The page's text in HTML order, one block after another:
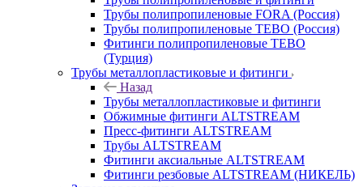
Трубы полипропиленовые FORA (Россия)
Трубы полипропиленовые TEBO (Россия)
Фитинги полипропиленовые TEBO
(Турция)
Трубы металлопластиковые и фитинги
Назад
Трубы металлопластиковые и фитинги
Обжимные фитинги ALTSTREAM
Пресс-фитинги ALTSTREAM
Трубы ALTSTREAM
Фитинги аксиальные ALTSTREAM
Фитинги резбовые ALTSTREAM (НИКЕЛЬ)